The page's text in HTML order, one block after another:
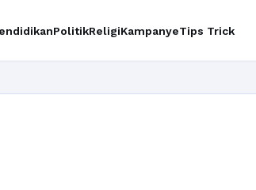
PolitikReligiKampanyeTips Trick